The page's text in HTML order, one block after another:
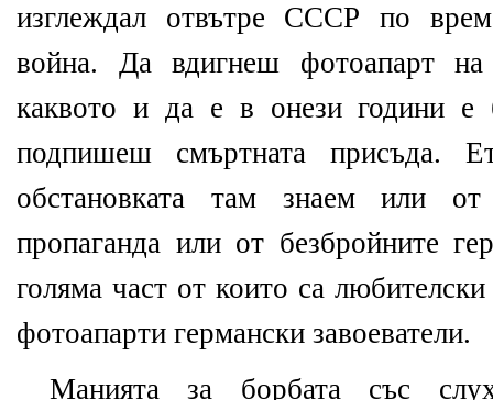
изглеждал отвътре СССР по
война. Да вдигнеш фотоапарт
каквото и да е в онези години е
подпишеш смъртната присъда.
обстановката там знаем или от
пропаганда или от безбройните
голяма част от които са
фотоапарти германски завоеватели.
Манията за борбата със